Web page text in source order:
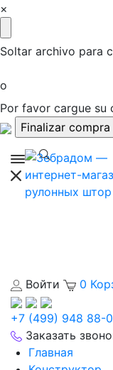
×
Soltar archivo para
o
Por favor cargue su
Войти
0
+7 (499) 948 88-
Заказать
Главная